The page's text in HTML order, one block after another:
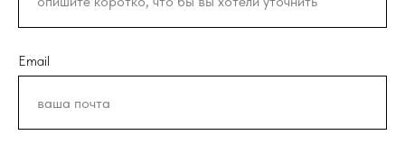
Email